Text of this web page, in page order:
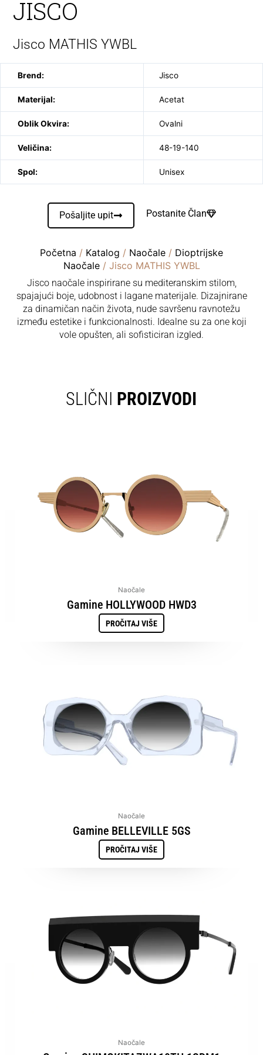
JISCO
Jisco MATHIS YWBL
Brend: Jisco
Materijal: Acetat
Oblik Okvira: Ovalni
Veličina: 48-19-140
Spol: Unisex
Pošaljite upit Postanite Član
Početna / Katalog / Naočale / Dioptrijske
Naočale/ Jisco MATHIS YWBL
Jisco naočale inspirirane su mediteranskim stilom,
spajajući boje, udobnost i lagane materijale. Dizajnirane
za dinamičan način života, nude savršenu ravnotežu
između estetike i funkcionalnosti. Idealne su za one koji
vole opušten, ali sofisticiran izgled.
SLIČNI PROIZVODI
Naočale
Gamine HOLLYWOOD HWD3
PROČITAJ VIŠE
Naočale
Gamine BELLEVILLE 5GS
PROČITAJ VIŠE
Naočale